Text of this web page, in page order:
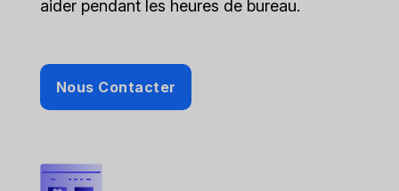
aider pendant les heures de bureau.
Nous Contacter